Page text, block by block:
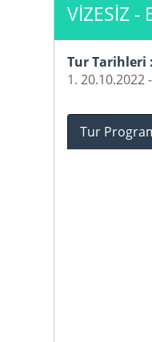
VİZESİZ -
Tur Tarihleri :
1. 20.10.2022
Tur